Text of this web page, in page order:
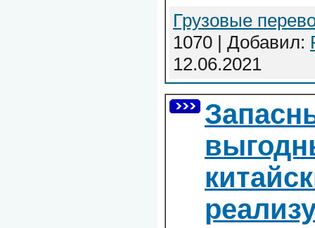
Грузовые
1070 | Добавил:
12.06.2021